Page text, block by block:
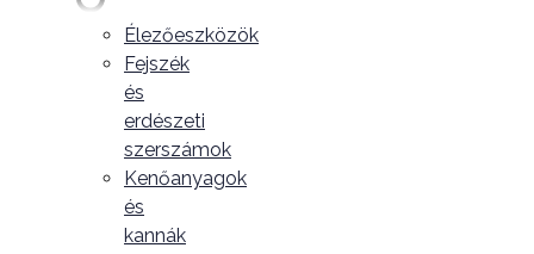
Élezőeszközök
Fejszék
és
erdészeti
szerszámok
Kenőanyagok
és
kannák